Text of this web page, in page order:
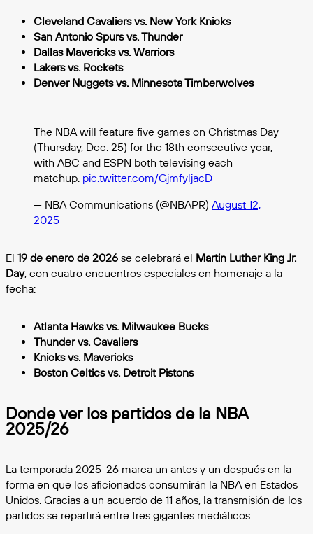
Cleveland Cavaliers vs. New York Knicks
San Antonio Spurs vs. Thunder
Dallas Mavericks vs. Warriors
Lakers vs. Rockets
Denver Nuggets vs. Minnesota Timberwolves
The NBA will feature five games on Christmas Day
(Thursday, Dec. 25) for the 18th consecutive year,
with ABC and ESPN both televising each
matchup. pic.twitter.com/GjmfyljacD
— NBA Communications (@NBAPR) August 12,
2025
El 19 de enero de 2026 se celebrará el Martin Luther King Jr.
Day, con cuatro encuentros especiales en homenaje a la
fecha:
Atlanta Hawks vs. Milwaukee Bucks
Thunder vs. Cavaliers
Knicks vs. Mavericks
Boston Celtics vs. Detroit Pistons
Donde ver los partidos de la NBA
2025/26
La temporada 2025-26 marca un antes y un después en la
forma en que los aficionados consumirán la NBA en Estados
Unidos. Gracias a un acuerdo de 11 años, la transmisión de los
partidos se repartirá entre tres gigantes mediáticos: